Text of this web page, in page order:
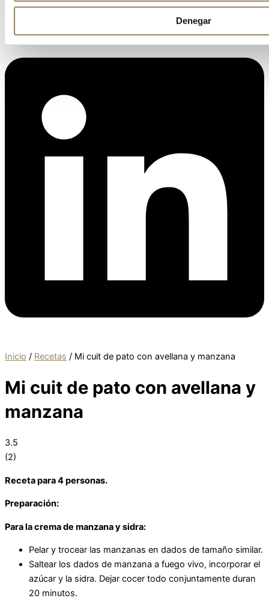
Denegar
Linkedin
Inicio / Recetas / Mi cuit de pato con avellana y manzana
Mi cuit de pato con avellana y
manzana
3.5
(2)
Receta para 4 personas.
Preparación:
Para la crema de manzana y sidra:
Pelar y trocear las manzanas en dados de tamaño similar.
Saltear los dados de manzana a fuego vivo, incorporar el
azúcar y la sidra. Dejar cocer todo conjuntamente duran
20 minutos.